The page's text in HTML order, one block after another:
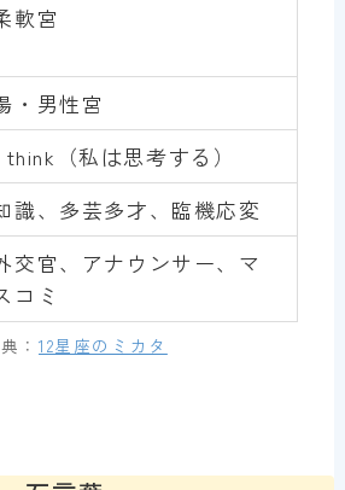
軟宮
・男性宮
think（私は思考する）
識、多芸多才、臨機応変
交官、アナウンサー、マ
コミ
： 12星座のミカタ